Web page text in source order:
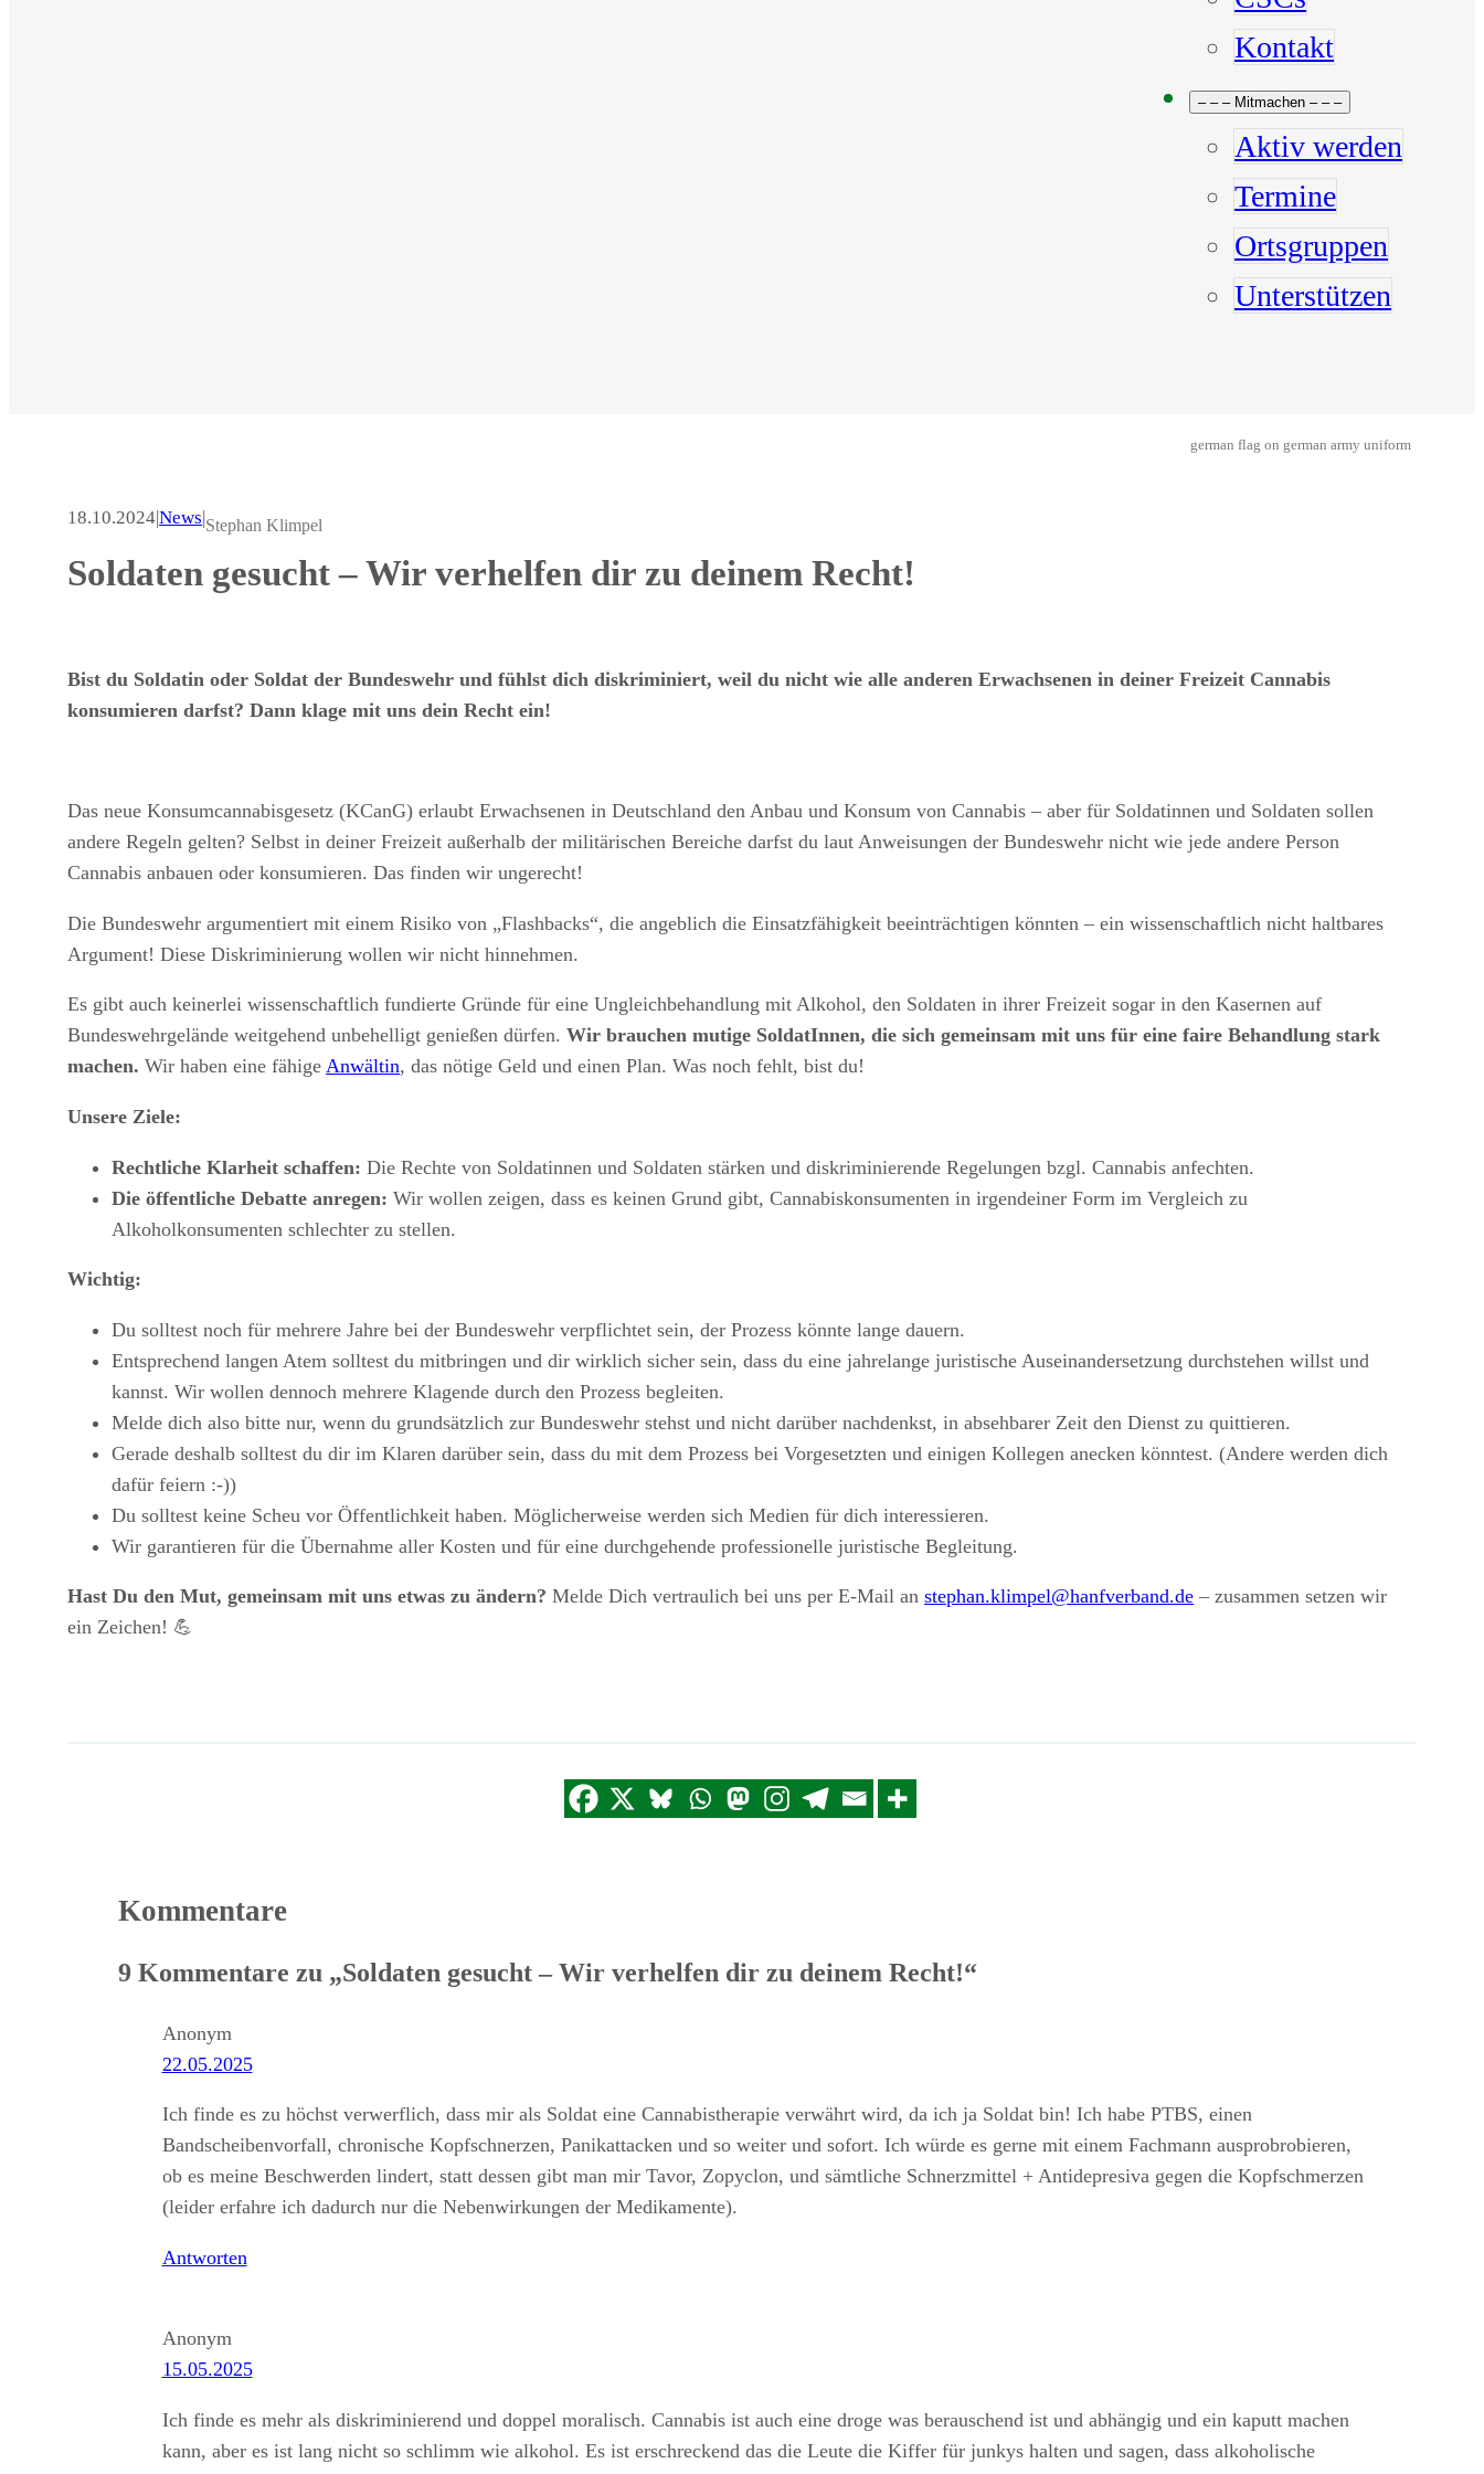
Kontakt
– – – Mitmachen – – –
Aktiv werden
Termine
Ortsgruppen
Unterstützen
german flag on german army uniform
18.10.2024|News|Stephan Klimpel
Soldaten gesucht – Wir verhelfen dir zu deinem Recht!
Bist du Soldatin oder Soldat der Bundeswehr und fühlst dich diskriminiert, weil du nicht wie alle anderen Erwachsenen in deiner Freizeit Cannabis
konsumieren darfst? Dann klage mit uns dein Recht ein!
Das neue Konsumcannabisgesetz (KCanG) erlaubt Erwachsenen in Deutschland den Anbau und Konsum von Cannabis – aber für Soldatinnen und Soldaten sollen
andere Regeln gelten? Selbst in deiner Freizeit außerhalb der militärischen Bereiche darfst du laut Anweisungen der Bundeswehr nicht wie jede andere Person
Cannabis anbauen oder konsumieren. Das finden wir ungerecht!
Die Bundeswehr argumentiert mit einem Risiko von „Flashbacks“, die angeblich die Einsatzfähigkeit beeinträchtigen könnten – ein wissenschaftlich nicht haltbares
Argument! Diese Diskriminierung wollen wir nicht hinnehmen.
Es gibt auch keinerlei wissenschaftlich fundierte Gründe für eine Ungleichbehandlung mit Alkohol, den Soldaten in ihrer Freizeit sogar in den Kasernen auf
Bundeswehrgelände weitgehend unbehelligt genießen dürfen.Wir brauchen mutige SoldatInnen, die sich gemeinsam mit uns für eine faire Behandlung stark
machen. Wir haben eine fähigeAnwältin, das nötige Geld und einen Plan. Was noch fehlt, bist du!
Unsere Ziele:
Rechtliche Klarheit schaffen: Die Rechte von Soldatinnen und Soldaten stärken und diskriminierende Regelungen bzgl. Cannabis anfechten.
Die öffentliche Debatte anregen: Wir wollen zeigen, dass es keinen Grund gibt, Cannabiskonsumenten in irgendeiner Form im Vergleich zu
Alkoholkonsumenten schlechter zu stellen.
Wichtig:
Du solltest noch für mehrere Jahre bei der Bundeswehr verpflichtet sein, der Prozess könnte lange dauern.
Entsprechend langen Atem solltest du mitbringen und dir wirklich sicher sein, dass du eine jahrelange juristische Auseinandersetzung durchstehen willst und
kannst. Wir wollen dennoch mehrere Klagende durch den Prozess begleiten.
Melde dich also bitte nur, wenn du grundsätzlich zur Bundeswehr stehst und nicht darüber nachdenkst, in absehbarer Zeit den Dienst zu quittieren.
Gerade deshalb solltest du dir im Klaren darüber sein, dass du mit dem Prozess bei Vorgesetzten und einigen Kollegen anecken könntest. (Andere werden dich
dafür feiern :-))
Du solltest keine Scheu vor Öffentlichkeit haben. Möglicherweise werden sich Medien für dich interessieren.
Wir garantieren für die Übernahme aller Kosten und für eine durchgehende professionelle juristische Begleitung.
Hast Du den Mut, gemeinsam mit uns etwas zu ändern? Melde Dich vertraulich bei uns per E-Mail anstephan.klimpel@hanfverband.de – zusammen setzen wir
ein Zeichen! 💪
Kommentare
9 Kommentare zu „Soldaten gesucht – Wir verhelfen dir zu deinem Recht!“
Anonym
22.05.2025
Ich finde es zu höchst verwerflich, dass mir als Soldat eine Cannabistherapie verwährt wird, da ich ja Soldat bin! Ich habe PTBS, einen
Bandscheibenvorfall, chronische Kopfschnerzen, Panikattacken und so weiter und sofort. Ich würde es gerne mit einem Fachmann ausprobrobieren,
ob es meine Beschwerden lindert, statt dessen gibt man mir Tavor, Zopyclon, und sämtliche Schnerzmittel + Antidepresiva gegen die Kopfschmerzen
(leider erfahre ich dadurch nur die Nebenwirkungen der Medikamente).
Antworten
Anonym
15.05.2025
Ich finde es mehr als diskriminierend und doppel moralisch. Cannabis ist auch eine droge was berauschend ist und abhängig und ein kaputt machen
kann, aber es ist lang nicht so schlimm wie alkohol. Es ist erschreckend das die Leute die Kiffer für junkys halten und sagen, dass alkoholische